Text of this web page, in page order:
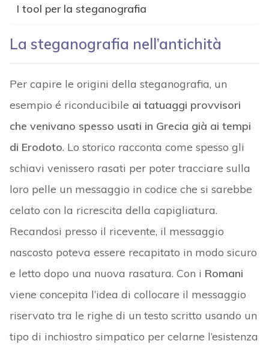
I tool per la steganografia
La steganografia nell’antichità
Per capire le origini della steganografia, un
esempio é riconducibile ai tatuaggi provvisori
che venivano spesso usati in Grecia già ai tempi
di Erodoto. Lo storico racconta come spesso gli
schiavi venissero rasati per poter tracciare sulla
loro pelle un messaggio in codice che si sarebbe
celato con la ricrescita della capigliatura.
Recandosi presso il ricevente, il messaggio
nascosto poteva essere recapitato in modo sicuro
e letto dopo una nuova rasatura. Con i Romani
viene concepita l’idea di collocare il messaggio
riservato tra le righe di un testo scritto usando un
tipo di inchiostro simpatico per celarne l’esistenza